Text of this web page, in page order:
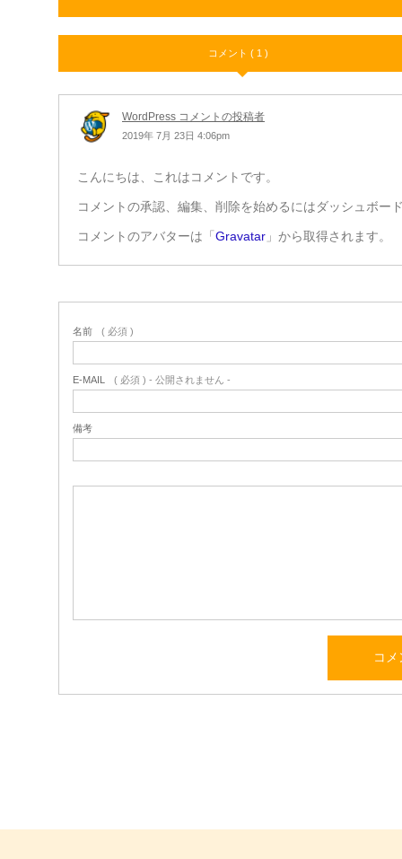
コメント ( 1 )
WordPress コメントの投稿者
2019年 7月 23日 4:06pm
こんにちは、これはコメントです。
コメントの承認、編集、削除を始めるにはダッシュボー
コメントのアバターは「 Gravatar 」から取得されます。
名前 ( 必須 )
E-MAIL ( 必須 ) - 公開されません -
備考